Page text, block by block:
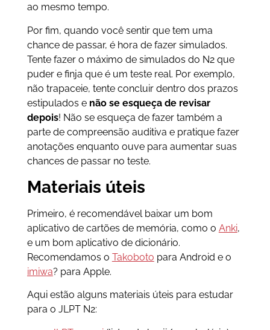
ao mesmo tempo.
Por fim, quando você sentir que tem uma
chance de passar, é hora de fazer simulados.
Tente fazer o máximo de simulados do N2 que
puder e finja que é um teste real. Por exemplo,
não trapaceie, tente concluir dentro dos prazos
estipulados e não se esqueça de revisar
depois! Não se esqueça de fazer também a
parte de compreensão auditiva e pratique fazer
anotações enquanto ouve para aumentar suas
chances de passar no teste.
Materiais úteis
Primeiro, é recomendável baixar um bom
aplicativo de cartões de memória, como o Anki,
e um bom aplicativo de dicionário.
Recomendamos o Takoboto para Android e o
imiwa? para Apple.
Aqui estão alguns materiais úteis para estudar
para o JLPT N2: